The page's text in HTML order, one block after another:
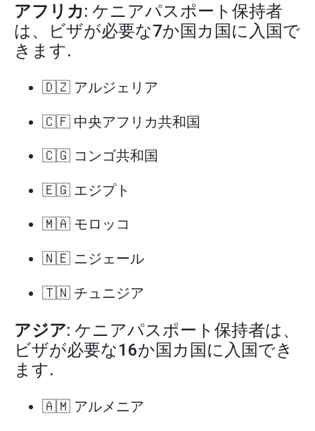
アフリカ: ケニアパスポート保持者
は、ビザが必要な7か国カ国に入国で
きます.
🇩🇿 アルジェリア
🇨🇫 中央アフリカ共和国
🇨🇬 コンゴ共和国
🇪🇬 エジプト
🇲🇦 モロッコ
🇳🇪 ニジェール
🇹🇳 チュニジア
アジア: ケニアパスポート保持者は、
ビザが必要な16か国カ国に入国でき
ます.
🇦🇲 アルメニア